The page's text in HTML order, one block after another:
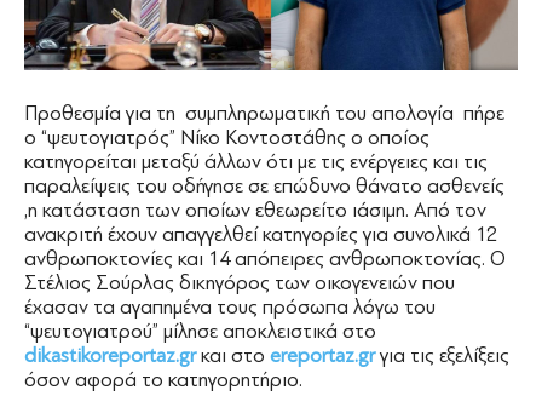
Προθεσμία για τη συμπληρωματική του απολογία πήρε
ο “ψευτογιατρός” Νίκο Κοντοστάθης ο οποίος
κατηγορείται μεταξύ άλλων ότι με τις ενέργειες και τις
παραλείψεις του οδήγησε σε επώδυνο θάνατο ασθενείς
,η κατάσταση των οποίων εθεωρείτο ιάσιμη. Από τον
ανακριτή έχουν απαγγελθεί κατηγορίες για συνολικά 12
ανθρωποκτονίες και 14 απόπειρες ανθρωποκτονίας. Ο
Στέλιος Σούρλας δικηγόρος των οικογενειών που
έχασαν τα αγαπημένα τους πρόσωπα λόγω του
“ψευτογιατρού” μίλησε αποκλειστικά στο
dikastikoreportaz.grκαι στο ereportaz.grγια τις εξελίξεις
όσον αφορά το κατηγορητήριο.